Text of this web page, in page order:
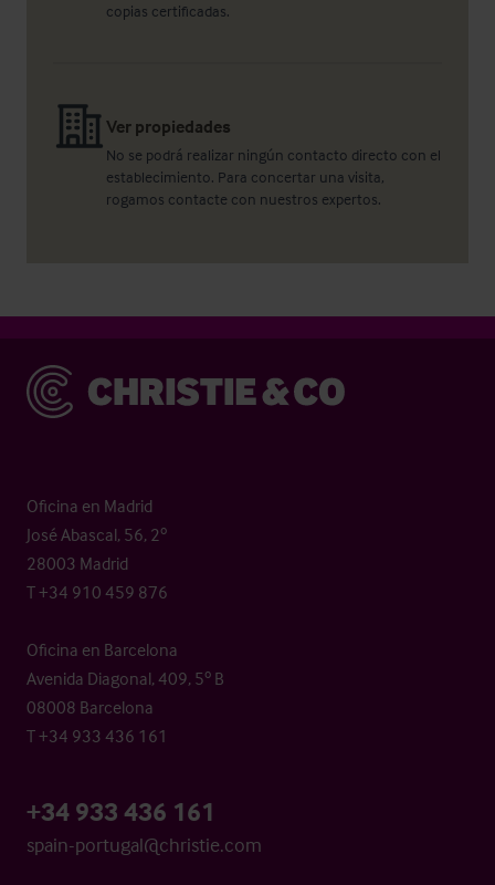
copias certificadas.
Ver propiedades
No se podrá realizar ningún contacto directo con el
establecimiento. Para concertar una visita,
rogamos contacte con nuestros expertos.
Christie & Co
Oficina en Madrid
José Abascal, 56, 2º
28003 Madrid
T +34 910 459 876
Oficina en Barcelona
Avenida Diagonal, 409, 5º B
08008 Barcelona
T +34 933 436 161
+34 933 436 161
spain-portugal@christie.com